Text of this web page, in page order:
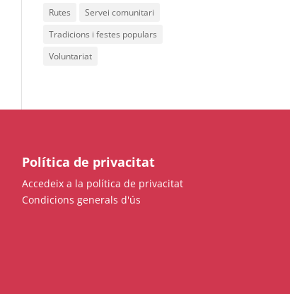
Rutes
Servei comunitari
Tradicions i festes populars
Voluntariat
Política de privacitat
Accedeix a la política de privacitat
Condicions generals d'ús